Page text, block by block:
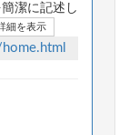
潔に記述し
細を表示